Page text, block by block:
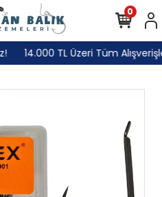
14.000 TL Üzeri Tüm
0